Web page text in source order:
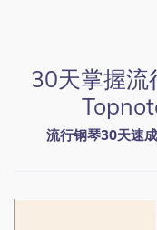
30天掌握流
流行钢琴30天速